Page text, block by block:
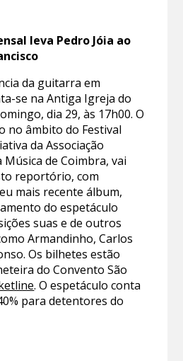
leva Pedro Jóia ao
da guitarra em
se na Antiga Igreja do
dia 29, às 17h00. O
no âmbito do Festival
da Associação
de Coimbra, vai
reportório, com
mais recente álbum,
do espetáculo
suas e de outros
Armandinho, Carlos
Os bilhetes estão
do Convento São
. O espetáculo conta
para detentores do